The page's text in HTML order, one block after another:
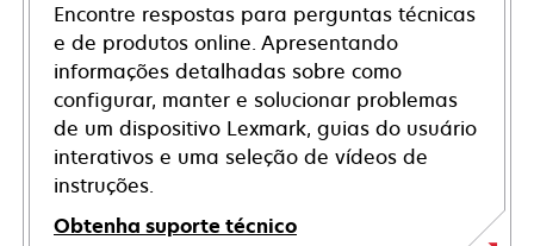
Encontre respostas para perguntas técnicas
e de produtos online. Apresentando
informações detalhadas sobre como
configurar, manter e solucionar problemas
de um dispositivo Lexmark, guias do usuário
interativos e uma seleção de vídeos de
instruções.
Obtenha suporte técnico